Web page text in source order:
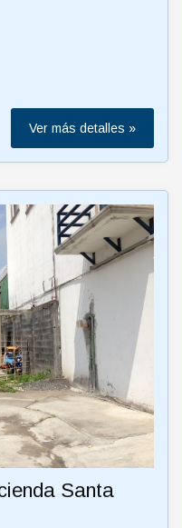
Ver más detalles »
Santa